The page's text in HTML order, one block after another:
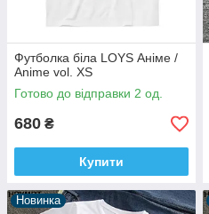
Футболка біла LOYS Аніме /
Anime vol. XS
Готово до відправки 2 од.
680 ₴
Купити
Новинка